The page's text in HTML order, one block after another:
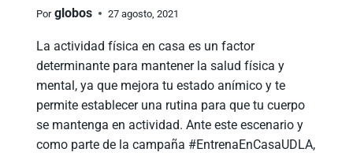
Por globos 27 agosto, 2021
La actividad física en casa es un factor
determinante para mantener la salud física y
mental, ya que mejora tu estado anímico y te
permite establecer una rutina para que tu cuerpo
se mantenga en actividad. Ante este escenario y
como parte de la campaña #EntrenaEnCasaUDLA,